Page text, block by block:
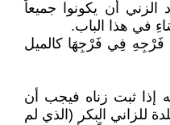
أن يكونوا جميعاً
في هذا الباب.
فَرْجِهِ فِي فَرْجِهَا كالميل
إذا ثبت زناه فيجب أن
للزاني البكر (الذي لم